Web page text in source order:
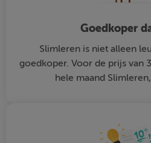
Goedkoper
Slimleren is niet alleen
goedkoper. Voor de prijs van
hele maand